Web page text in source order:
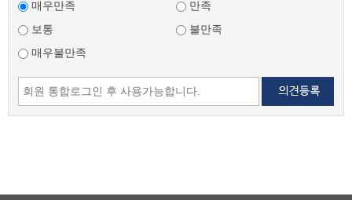
매우만족
만족
보통
불만족
매우불만족